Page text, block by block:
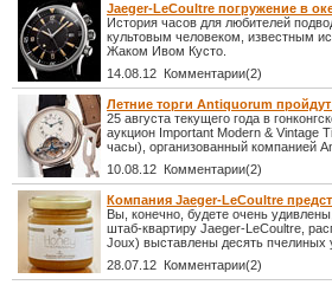
Jaeger-LeCoultre погружение в
История часов для любителей
культовым человеком, известным
Жаком Ивом Кусто.
14.08.12 Комментарии(2)
Летние торги Antiquorum пройдут
25 августа текущего года в
аукцион Important Modern & Vintage
часы), организованный компанией
10.08.12 Комментарии(2)
Компания Jaeger-LeCoultre
Вы, конечно, будете очень
штаб-квартиру Jaeger-LeCoultre,
Joux) выставлены десять
28.07.12 Комментарии(2)